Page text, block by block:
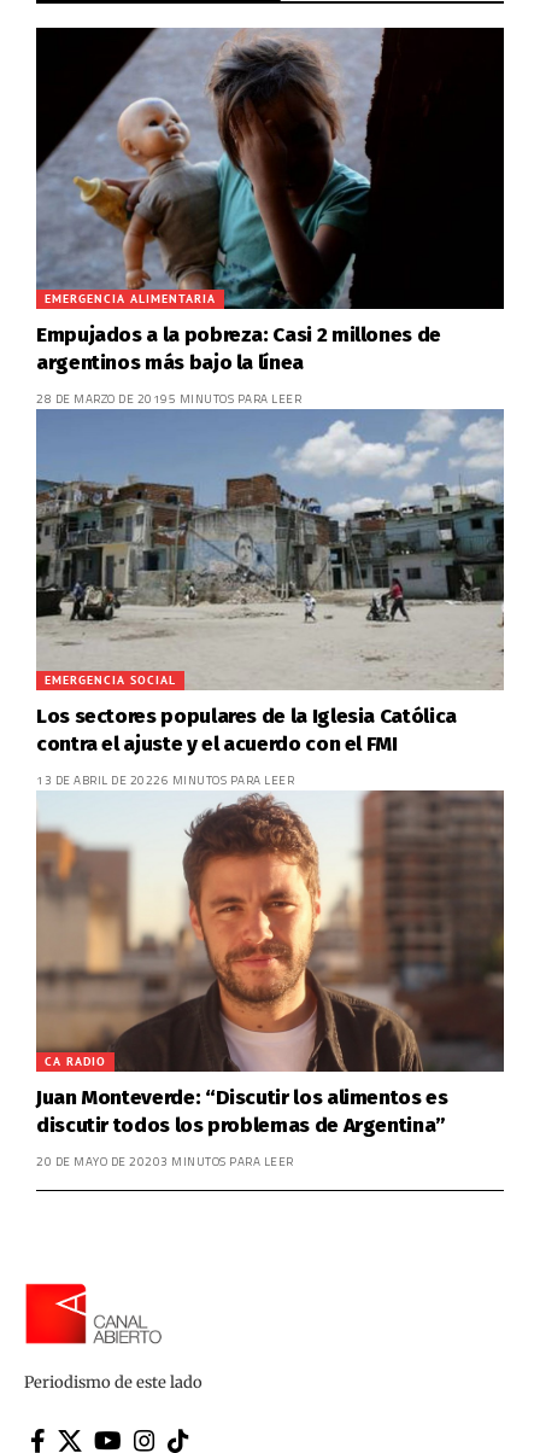
EMERGENCIA ALIMENTARIA
Empujados a la pobreza: Casi 2 millones de
argentinos más bajo la línea
28 DE MARZO DE 20195 MINUTOS PARA LEER
EMERGENCIA SOCIAL
Los sectores populares de la Iglesia Católica
contra el ajuste y el acuerdo con el FMI
13 DE ABRIL DE 20226 MINUTOS PARA LEER
CA RADIO
Juan Monteverde: “Discutir los alimentos es
discutir todos los problemas de Argentina”
20 DE MAYO DE 20203 MINUTOS PARA LEER
Periodismo de este lado